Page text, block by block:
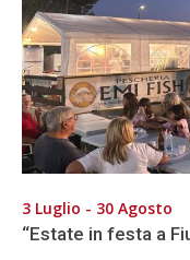
3 Luglio - 30 Agosto
“Estate in festa a